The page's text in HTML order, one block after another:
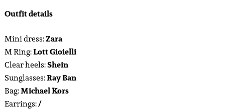
Outfit details
Mini dress:Zara
M Ring:Lott Gioielli
Clear heels:Shein
Sunglasses:Ray Ban
Bag:Michael Kors
Earrings:/